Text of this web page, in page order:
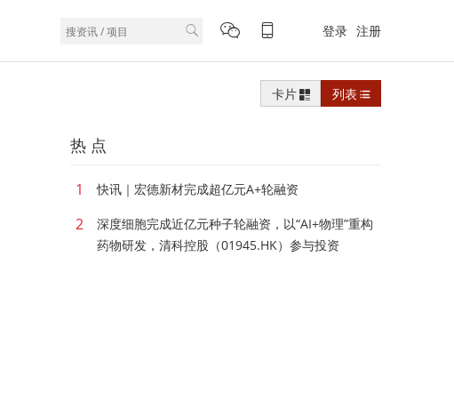
登录 注册
卡片 列表
热 点
1 快讯｜宏德新材完成超亿元A+轮融资
2
深度细胞完成近亿元种子轮融资，以“AI+物理”重构
药物研发，清科控股（01945.HK）参与投资